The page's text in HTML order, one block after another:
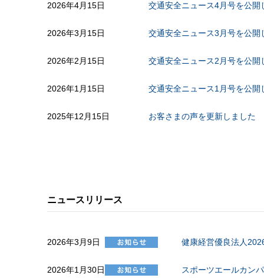
2026年4月15日 交通安全ニュース4月号を公開
2026年3月15日 交通安全ニュース3月号を公開
2026年2月15日 交通安全ニュース2月号を公開
2026年1月15日 交通安全ニュース1月号を公開
2025年12月15日 お客さまの声を更新しました
ニュースリリース
2026年3月9日 健康経営優良法人
2026年1月30日 スポーツエールカン